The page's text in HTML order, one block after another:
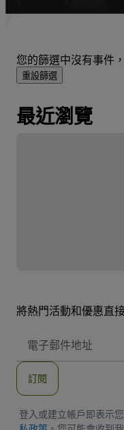
您的篩選中沒有事件
重設篩選
最近瀏覽
將熱門活動和優惠直
子
地
訂閱
登入或建立帳戶即表示